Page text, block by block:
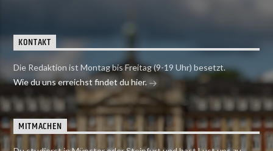
KONTAKT
Die Redaktion ist Montag bis Freitag (9-19 Uhr) besetzt.
Wie du uns erreichst findet du hier.
MITMACHEN